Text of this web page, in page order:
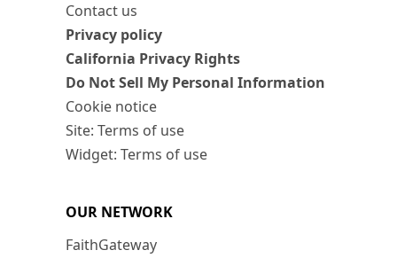
Contact us
Privacy policy
California Privacy Rights
Do Not Sell My Personal Information
Cookie notice
Site: Terms of use
Widget: Terms of use
OUR NETWORK
FaithGateway